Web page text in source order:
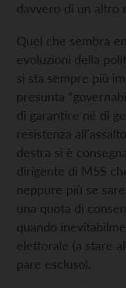
davvero di un altro
Quel che sembra
evoluzioni della
si sta sempre più
presunta
di garantire né di
resistenza
destra si è
dirigente di M5S
neppure più se
una quota di
quando
elettorale (a stare
pare escluso).